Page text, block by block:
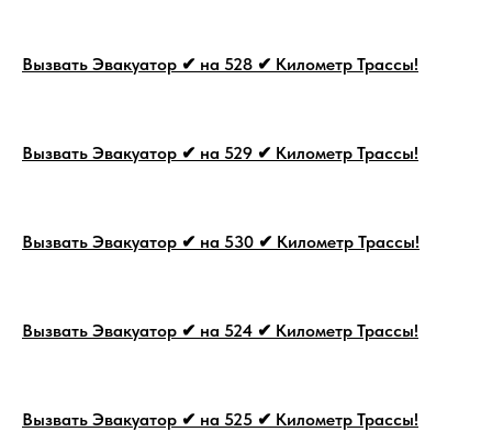
Вызвать Эвакуатор ✔ на 528 ✔ Километр Трассы!
Вызвать Эвакуатор ✔ на 529 ✔ Километр Трассы!
Вызвать Эвакуатор ✔ на 530 ✔ Километр Трассы!
Вызвать Эвакуатор ✔ на 524 ✔ Километр Трассы!
Вызвать Эвакуатор ✔ на 525 ✔ Километр Трассы!